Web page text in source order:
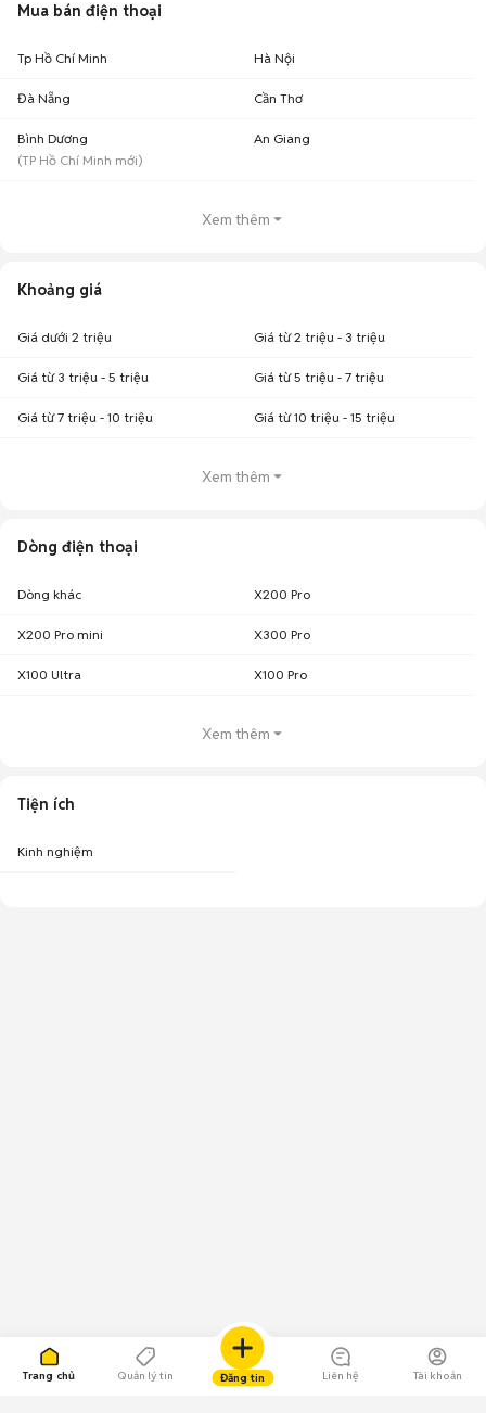
Trang chủ Quản lý tin Đăng tin Liên hệ Tài khoản
Mua bán điện thoại
Tp Hồ Chí Minh Hà Nội
Đà Nẵng Cần Thơ
Bình Dương
(TP Hồ Chí Minh mới)
An Giang
Xem thêm
Khoảng giá
Giá dưới 2 triệu Giá từ 2 triệu - 3 triệu
Giá từ 3 triệu - 5 triệu Giá từ 5 triệu - 7 triệu
Giá từ 7 triệu - 10 triệu Giá từ 10 triệu - 15 triệu
Xem thêm
Dòng điện thoại
Dòng khác X200 Pro
X200 Pro mini X300 Pro
X100 Ultra X100 Pro
Xem thêm
Tiện ích
Kinh nghiệm